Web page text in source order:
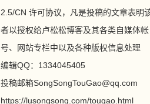
2.5/CN 许可协议，凡是投稿的文章表明
者以授权给卢松松博客及其各类自媒体帐
号、网站专栏中以及各种版权信息处理
编辑QQ：1334045405
投稿邮箱SongSongTouGao@qq.com
https://lusongsong.com/tougao.html